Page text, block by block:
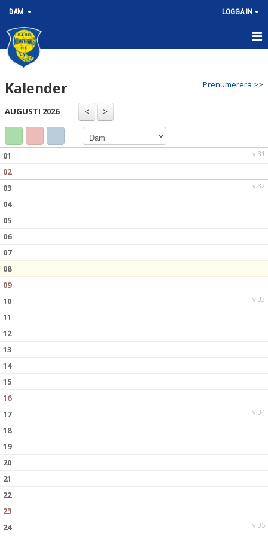
DAM LOGGA IN
HEM
NYHETER
KALENDER
BILDGALLERI
KONTAKT
Prenumerera >>
Kalender
AUGUSTI 2026
v.31
01
02
v.32
03
04
05
06
07
08
09
v.33
10
11
12
13
14
15
16
v.34
17
18
19
20
21
22
23
v.35
24